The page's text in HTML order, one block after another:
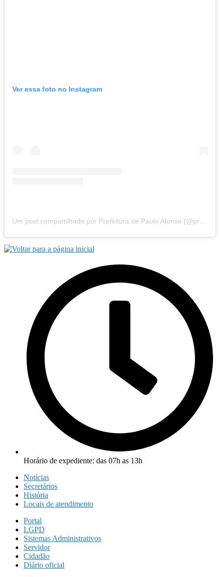
Ver essa foto no Instagram
Horário de expediente: das 07h as 13h
Notícias
Secretários
História
Locais de atendimento
Portal
LGPD
Sistemas Administrativos
Servidor
Cidadão
Diário oficial